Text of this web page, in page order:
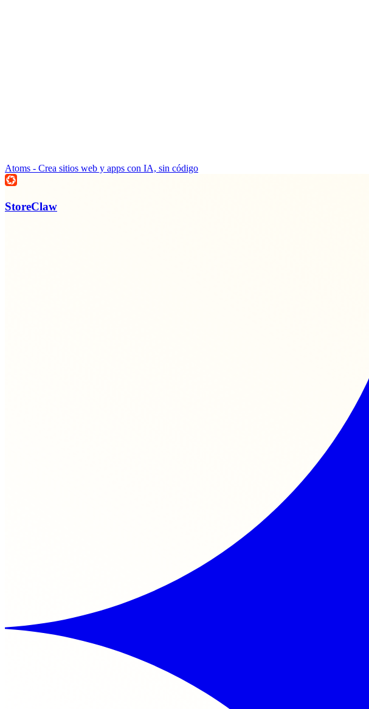
Atoms - Crea sitios web y apps con IA, sin código
StoreClaw